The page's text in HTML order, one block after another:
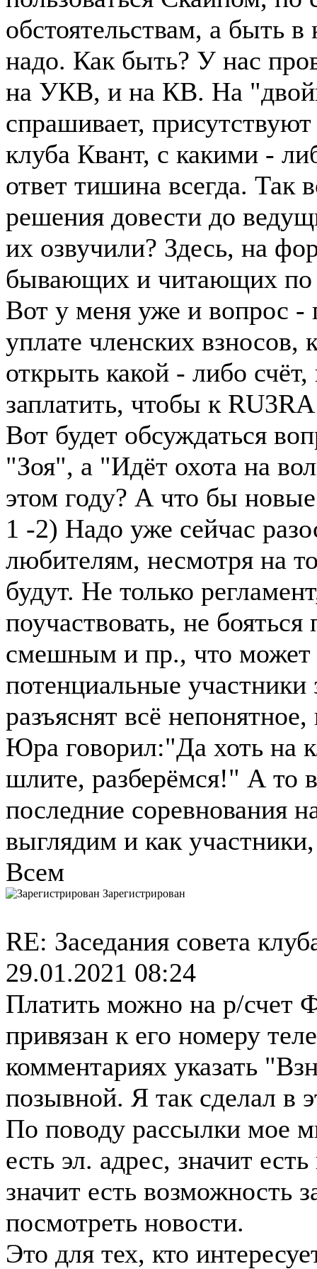
обстоятельствам, а быть
надо. Как быть? У нас
на УКВ, и на КВ. На
спрашивает,
клуба Квант, с какими -
ответ тишина всегда. Так
решения довести до
их озвучили? Здесь, на
бывающих и читающих по
Вот у меня уже и вопрос -
уплате членских
открыть какой - либо
заплатить, чтобы к
Вот будет обсуждаться
"Зоя", а "Идёт охота на
этом году? А что бы
1 -2) Надо уже сейчас
любителям, несмотря на
будут. Не только
поучаствовать, не
смешным и пр., что может
потенциальные
разъяснят всё
Юра говорил:"Да хоть на
шлите, разберёмся!" А то
последние соревнования
выглядим и как
Всем
Зарегистрирован
RE: Заседания совета
29.01.2021 08:24
Платить можно на р/счет
привязан к его номеру
комментариях указать
позывной. Я так сделал в
По поводу рассылки мое
есть эл. адрес, значит
значит есть возможность
посмотреть новости.
Это для тех, кто